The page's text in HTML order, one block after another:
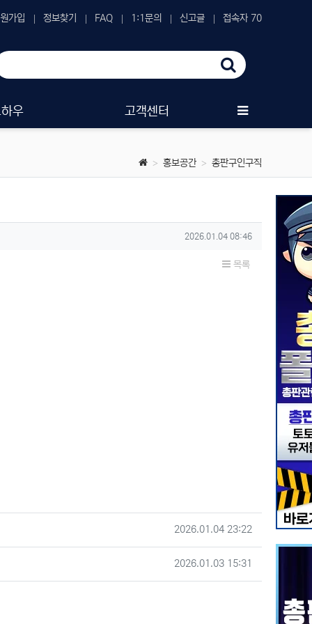
가입 정보찾기 FAQ 1:1문의 신고글 접속자 70
우 고객센터
홍보공간 총판구인구직
작성일
2026.01.04 08:46
목록
작성일
2026.01.04 23:22
작성일
2026.01.03 15:31